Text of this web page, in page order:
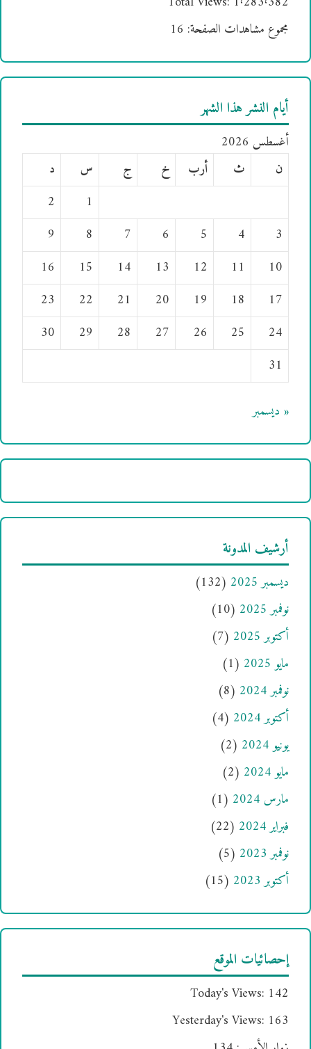
مجموع مشاهدات الصفحة: 16
أيام النشر هذا الشهر
أغسطس 2026
ن
ث أرب خ ج س
د
1
2
3
4
5
6
7
8
9
10
11
12
13
14
15
16
17
18
19
20
21
22
23
24
25
26
27
28
29
30
31
« ديسمبر
أرشيف المدونة
ديسمبر 2025
(132)
نوفمبر 2025
(10)
أكتوبر 2025
(7)
مايو 2025
(1)
نوفمبر 2024
(8)
أكتوبر 2024
(4)
يونيو 2024
(2)
مايو 2024
(2)
مارس 2024
(1)
فبراير 2024
(22)
نوفمبر 2023
(5)
أكتوبر 2023
(15)
إحصائيات الموقع
Today's Views: 142
Yesterday's Views: 163